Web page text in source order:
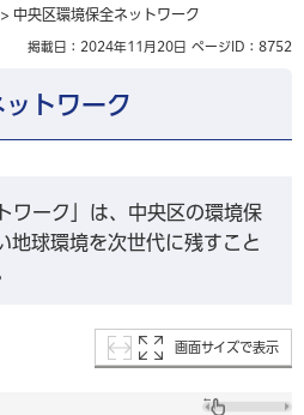
> 中央区環境保全ネットワーク
掲載日：2024年11月20日 ページID：8752
トワーク
ワーク」は、中央区の環境保
地球環境を次世代に残すこと
画面サイズで表示